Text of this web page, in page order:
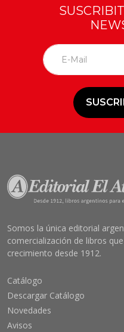
Somos la única editorial
comercialización de libros
crecimiento desde 1912.
Catálogo
Descargar Catálogo
Novedades
Avisos